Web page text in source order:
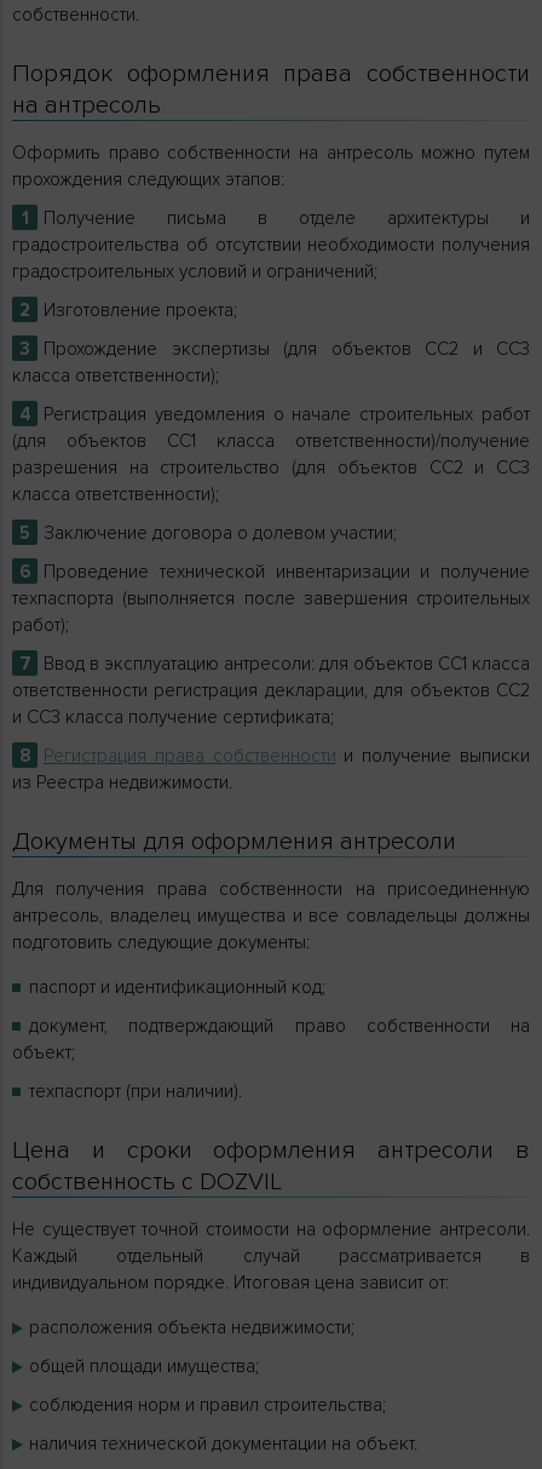
собственности.
Порядок оформления права собственности
на антресоль
Оформить право собственности на антресоль можно путем
прохождения следующих этапов:
Получение письма в отделе архитектуры и
градостроительства об отсутствии необходимости получения
градостроительных условий и ограничений;
Изготовление проекта;
Прохождение экспертизы (для объектов СС2 и СС3
класса ответственности);
Регистрация уведомления о начале строительных работ
(для объектов СС1 класса ответственности)/получение
разрешения на строительство (для объектов СС2 и СС3
класса ответственности);
Заключение договора о долевом участии;
Проведение технической инвентаризации и получение
техпаспорта (выполняется после завершения строительных
работ);
Ввод в эксплуатацию антресоли: для объектов СС1 класса
ответственности регистрация декларации, для объектов СС2
и СС3 класса получение сертификата;
Регистрация права собственности и получение выписки
из Реестра недвижимости.
Документы для оформления антресоли
Для получения права собственности на присоединенную
антресоль, владелец имущества и все совладельцы должны
подготовить следующие документы:
паспорт и идентификационный код;
документ, подтверждающий право собственности на
объект;
техпаспорт (при наличии).
Цена и сроки оформления антресоли в
собственность с DOZVIL
Не существует точной стоимости на оформление антресоли.
Каждый отдельный случай рассматривается в
индивидуальном порядке. Итоговая цена зависит от:
расположения объекта недвижимости;
общей площади имущества;
соблюдения норм и правил строительства;
наличия технической документации на объект.